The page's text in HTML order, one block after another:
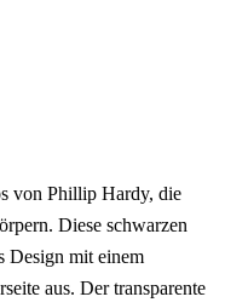
von Phillip Hardy, die
Diese schwarzen
Design mit einem
aus. Der transparente